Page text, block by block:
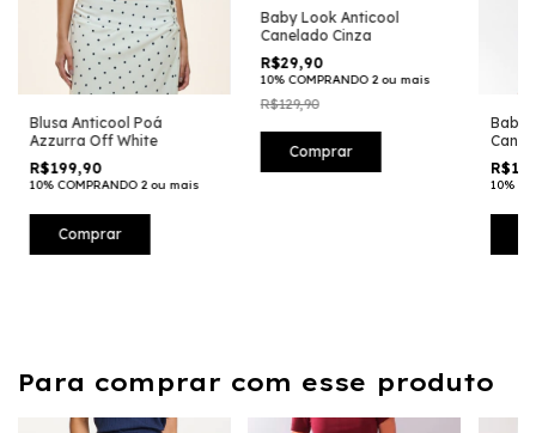
Blusa Anticool Poá
Azzurra Off White
R$199,90
10% COMPRANDO 2 ou mais
Comprar
Baby Look Anticool
Canelado Cinza
R$29,90
10% COMPRANDO 2 ou mais
R$129,90
Comprar
Baby
10%
Para comprar com esse produto